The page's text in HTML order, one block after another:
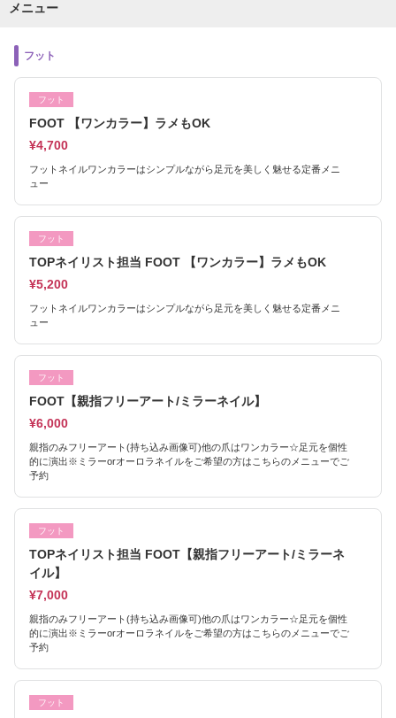
メニュー
フット
フット
FOOT 【ワンカラー】ラメもOK
¥4,700
フットネイルワンカラーはシンプルながら足元を美しく魅せる定番メニ
ュー
フット
TOPネイリスト担当 FOOT 【ワンカラー】ラメもOK
¥5,200
フットネイルワンカラーはシンプルながら足元を美しく魅せる定番メニ
ュー
フット
FOOT【親指フリーアート/ミラーネイル】
¥6,000
親指のみフリーアート(持ち込み画像可)他の爪はワンカラー☆足元を個性
的に演出※ミラーorオーロラネイルをご希望の方はこちらのメニューでご
予約
フット
TOPネイリスト担当 FOOT【親指フリーアート/ミラーネ
イル】
¥7,000
親指のみフリーアート(持ち込み画像可)他の爪はワンカラー☆足元を個性
的に演出※ミラーorオーロラネイルをご希望の方はこちらのメニューでご
予約
フット